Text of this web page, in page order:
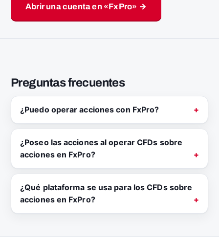
Abrir una cuenta en «FxPro» →
Preguntas frecuentes
¿Puedo operar acciones con FxPro?
¿Poseo las acciones al operar CFDs sobre
acciones en FxPro?
¿Qué plataforma se usa para los CFDs sobre
acciones en FxPro?